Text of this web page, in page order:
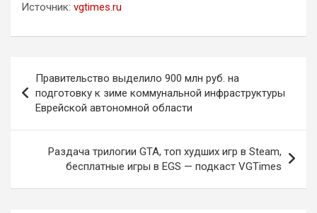
Источник: vgtimes.ru
по
записям
Правительство выделило 900 млн руб. на
подготовку к зиме коммунальной инфраструктуры
Еврейской автономной области
Раздача трилогии GTA, топ худших игр в Steam,
бесплатные игры в EGS — подкаст VGTimes